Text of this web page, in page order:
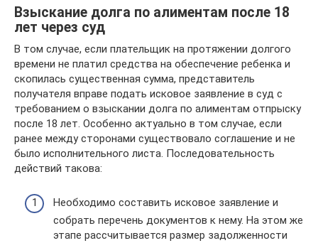
Взыскание долга по алиментам после 18
лет через суд
В том случае, если плательщик на протяжении долгого
времени не платил средства на обеспечение ребенка и
скопилась существенная сумма, представитель
получателя вправе подать исковое заявление в суд с
требованием о взыскании долга по алиментам отпрыску
после 18 лет. Особенно актуально в том случае, если
ранее между сторонами существовало соглашение и не
было исполнительного листа. Последовательность
действий такова:
Необходимо составить исковое заявление и
собрать перечень документов к нему. На этом же
этапе рассчитывается размер задолженности